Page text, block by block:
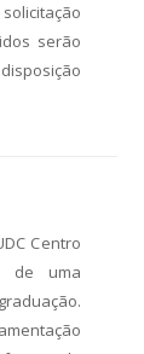
serão
Centro
de uma